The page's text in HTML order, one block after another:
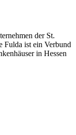
der St.
Fulda ist ein Verbund
in Hessen